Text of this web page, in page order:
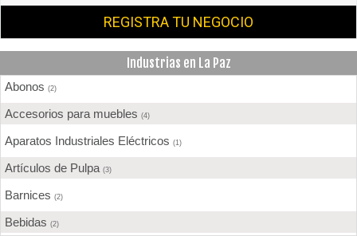
REGISTRA TU NEGOCIO
Industrias en La Paz
Abonos (2)
Accesorios para muebles (4)
Aparatos Industriales Eléctricos (1)
Artículos de Pulpa (3)
Barnices (2)
Bebidas (2)